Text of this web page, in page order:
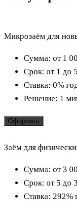
Микрозаём для
Сумма: от 1
Срок: от 1 до
Ставка: 0%
Решение: 1
Оформить
Заём для
Сумма: от 3
Срок: от 5 до
Ставка: 292%